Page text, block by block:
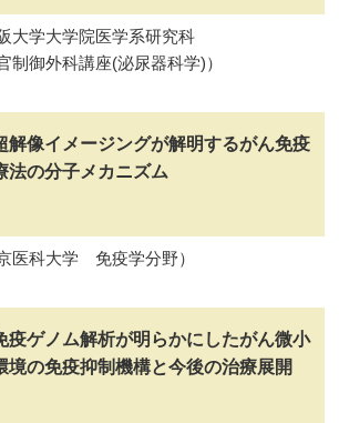
阪大学大学院医学系研究科
制御外科講座(泌尿器科学)）
解像イメージングが解明するがん免疫
法の分子メカニズム
京医科大学 免疫学分野）
疫ゲノム解析が明らかにしたがん微小
境の免疫抑制機構と今後の治療展開